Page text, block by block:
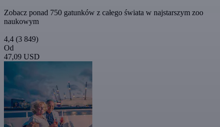
Zobacz ponad 750 gatunków z całego świata w najstarszym zoo
naukowym
4,4 (3 849)
Od
47,09 USD